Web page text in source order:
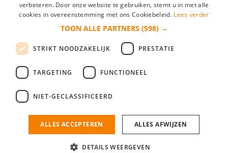
*
login gegevens onthouden
login
Bedrijf aanmelden
nieuwe collega/werknemer zo gevonden!
verbeteren. Door onze website te gebruiken, stemt u in met alle
cookies in overeenstemming met ons Cookiebeleid. Lees verder
TOON ALLE PARTNERS (598) →
STRIKT NOODZAKELIJK PRESTATIE
TARGETING FUNCTIONEEL
NIET-GECLASSIFICEERD
ALLES ACCEPTEREN ALLES AFWIJZEN
DETAILS WEERGEVEN